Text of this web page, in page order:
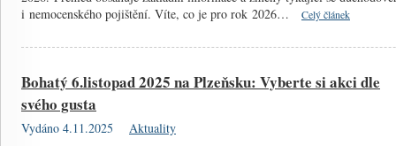
i nemocenského pojištění. Víte, co je pro rok 2026…
Celý článek
Bohatý 6.listopad 2025 na Plzeňsku: Vyberte si akci dle
svého gusta
Vydáno 4.11.2025 Aktuality